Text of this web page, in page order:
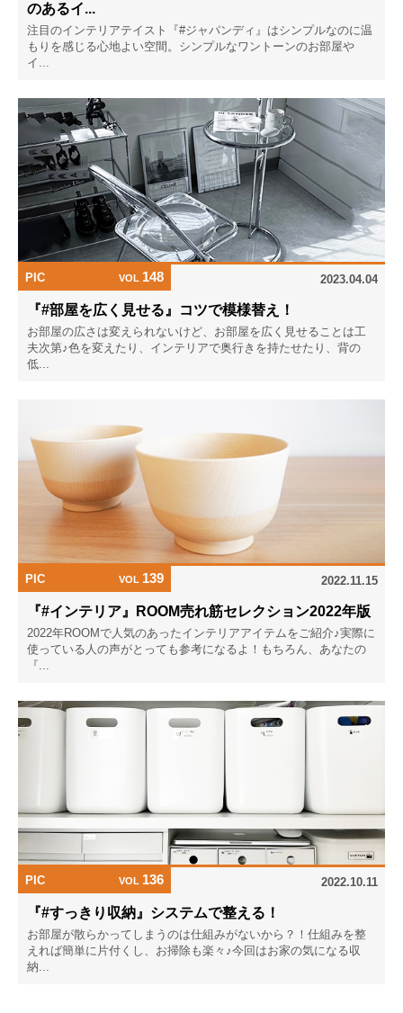
のあるイ...
注目のインテリアテイスト『#ジャパンディ』はシンプルなのに温
もりを感じる心地よい空間。シンプルなワントーンのお部屋や
イ...
PIC VOL 148 2023.04.04
『#部屋を広く見せる』コツで模様替え！
お部屋の広さは変えられないけど、お部屋を広く見せることは工
夫次第♪色を変えたり、インテリアで奥行きを持たせたり、背の
低...
PIC VOL 139 2022.11.15
『#インテリア』ROOM売れ筋セレクション2022年版
2022年ROOMで人気のあったインテリアアイテムをご紹介♪実際に
使っている人の声がとっても参考になるよ！もちろん、あなたの
『...
PIC VOL 136 2022.10.11
『#すっきり収納』システムで整える！
お部屋が散らかってしまうのは仕組みがないから？！仕組みを整
えれば簡単に片付くし、お掃除も楽々♪今回はお家の気になる収
納...